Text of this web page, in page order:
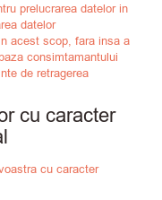
prelucrarea datelor in
datelor
acest scop, fara insa a
consimtamantului
de retragerea
cu caracter
cu caracter